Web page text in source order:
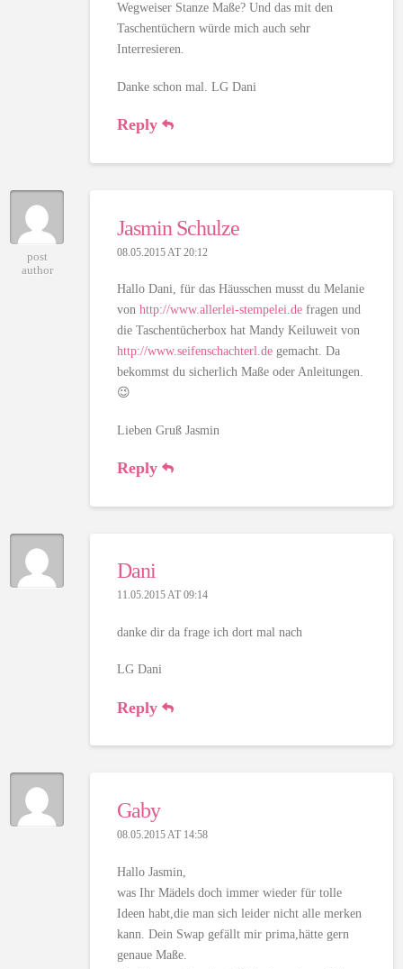
Wegweiser Stanze Maße? Und das mit den
Taschentüchern würde mich auch sehr
Interresieren.
Danke schon mal. LG Dani
Reply
post
author
Jasmin Schulze
08.05.2015 AT 20:12
Hallo Dani, für das Häusschen musst du Melanie
von http://www.allerlei-stempelei.defragen und
die Taschentücherbox hat Mandy Keiluweit von
http://www.seifenschachterl.degemacht. Da
bekommst du sicherlich Maße oder Anleitungen.
😉
Lieben Gruß Jasmin
Reply
Dani
11.05.2015 AT 09:14
danke dir da frage ich dort mal nach
LG Dani
Reply
Gaby
08.05.2015 AT 14:58
Hallo Jasmin,
was Ihr Mädels doch immer wieder für tolle
Ideen habt,die man sich leider nicht alle merken
kann. Dein Swap gefällt mir prima,hätte gern
genaue Maße.